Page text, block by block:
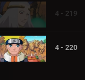
4 - 219
4 - 220